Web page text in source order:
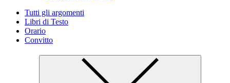
Tutti gli argomenti
Libri di Testo
Orario
Convitto